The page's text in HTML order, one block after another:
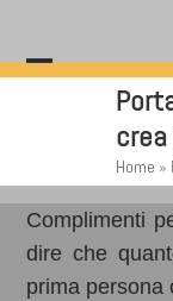
content
Home »
Complimenti
dire che
prima persona